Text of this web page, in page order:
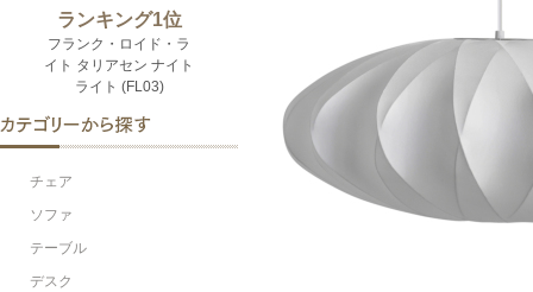
チェア
ソファ
テーブル
デスク